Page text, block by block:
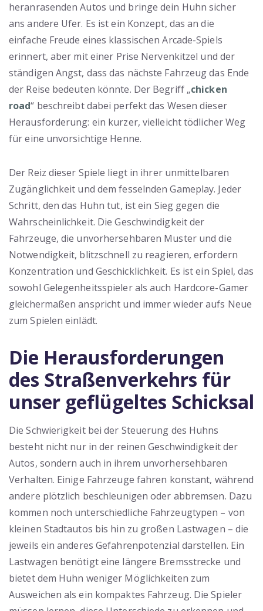
heranrasenden Autos und bringe dein Huhn sicher
ans andere Ufer. Es ist ein Konzept, das an die
einfache Freude eines klassischen Arcade-Spiels
erinnert, aber mit einer Prise Nervenkitzel und der
ständigen Angst, dass das nächste Fahrzeug das Ende
der Reise bedeuten könnte. Der Begriff „chicken
road“ beschreibt dabei perfekt das Wesen dieser
Herausforderung: ein kurzer, vielleicht tödlicher Weg
für eine unvorsichtige Henne.
Der Reiz dieser Spiele liegt in ihrer unmittelbaren
Zugänglichkeit und dem fesselnden Gameplay. Jeder
Schritt, den das Huhn tut, ist ein Sieg gegen die
Wahrscheinlichkeit. Die Geschwindigkeit der
Fahrzeuge, die unvorhersehbaren Muster und die
Notwendigkeit, blitzschnell zu reagieren, erfordern
Konzentration und Geschicklichkeit. Es ist ein Spiel, das
sowohl Gelegenheitsspieler als auch Hardcore-Gamer
gleichermaßen anspricht und immer wieder aufs Neue
zum Spielen einlädt.
Die Herausforderungen
des Straßenverkehrs für
unser geflügeltes Schicksal
Die Schwierigkeit bei der Steuerung des Huhns
besteht nicht nur in der reinen Geschwindigkeit der
Autos, sondern auch in ihrem unvorhersehbaren
Verhalten. Einige Fahrzeuge fahren konstant, während
andere plötzlich beschleunigen oder abbremsen. Dazu
kommen noch unterschiedliche Fahrzeugtypen – von
kleinen Stadtautos bis hin zu großen Lastwagen – die
jeweils ein anderes Gefahrenpotenzial darstellen. Ein
Lastwagen benötigt eine längere Bremsstrecke und
bietet dem Huhn weniger Möglichkeiten zum
Ausweichen als ein kompaktes Fahrzeug. Die Spieler